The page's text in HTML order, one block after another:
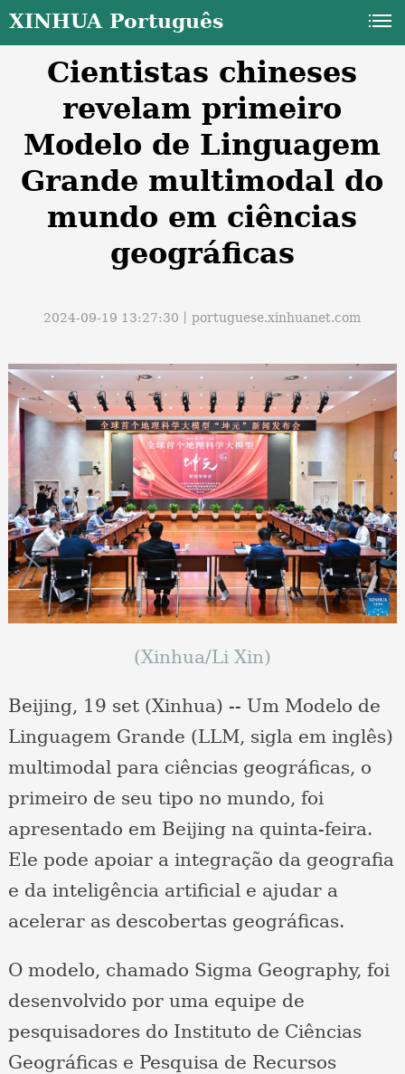
XINHUA Português
Cientistas chineses
revelam primeiro
Modelo de Linguagem
Grande multimodal do
mundo em ciências
geográficas
2024-09-19 13:27:30丨portuguese.xinhuanet.com
(Xinhua/Li Xin)
Beijing, 19 set (Xinhua) -- Um Modelo de
Linguagem Grande (LLM, sigla em inglês)
multimodal para ciências geográficas, o
primeiro de seu tipo no mundo, foi
apresentado em Beijing na quinta-feira.
Ele pode apoiar a integração da geografia
e da inteligência artificial e ajudar a
acelerar as descobertas geográficas.
O modelo, chamado Sigma Geography, foi
desenvolvido por uma equipe de
pesquisadores do Instituto de Ciências
Geográficas e Pesquisa de Recursos